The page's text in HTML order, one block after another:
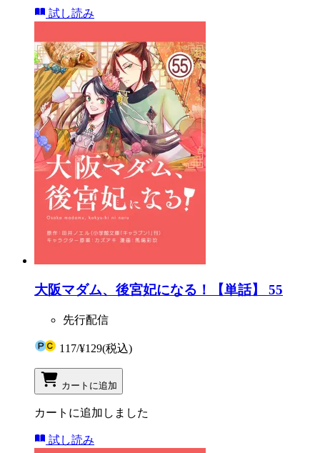
試し読み
大阪マダム、後宮妃になる！【単話】 55
先行配信
117/¥129(税込)
カートに追加
カートに追加しました
試し読み